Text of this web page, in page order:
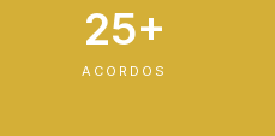
25+
ACORDOS